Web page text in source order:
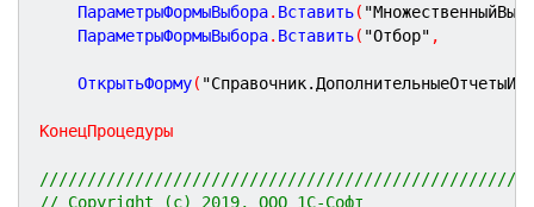
	ПараметрыФормыВыбора
. Вставить(
	ПараметрыФормыВыбора
. Вставить( "Отбор" ,
	ОткрытьФорму
(
КонецПроцедуры
// Copyright (c) 2019, ООО 1С-Софт